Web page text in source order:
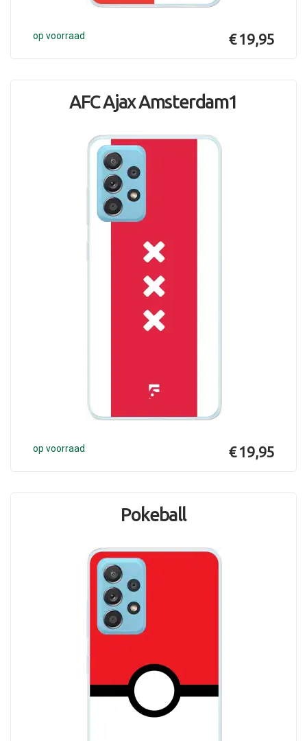
op voorraad € 19,95
AFC Ajax Amsterdam1
op voorraad € 19,95
Pokeball